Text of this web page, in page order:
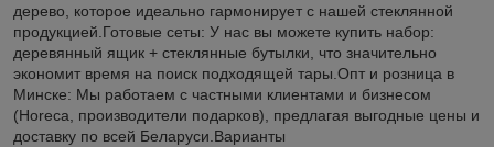
дерево, которое идеально гармонирует с нашей стеклянной
продукцией.Готовые сеты: У нас вы можете купить набор:
деревянный ящик + стеклянные бутылки, что значительно
экономит время на поиск подходящей тары.Опт и розница в
Минске: Мы работаем с частными клиентами и бизнесом
(Horeca, производители подарков), предлагая выгодные цены и
доставку по всей Беларуси.Варианты